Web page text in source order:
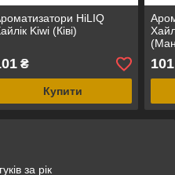
HiLIQ
Kiwi (Ківі)
₴
Купити
101
за рік